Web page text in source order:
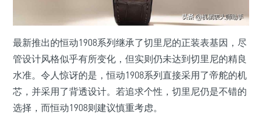
最新推出的恒动1908系列继承了切里尼的正装表基因，尽
管设计风格似乎有所变化，但实则仍未达到切里尼的精良
水准。令人惊讶的是，恒动1908系列直接采用了帝舵的机
芯，并采用了背透设计。若追求个性，切里尼仍是不错的
选择，而恒动1908则建议慎重考虑。